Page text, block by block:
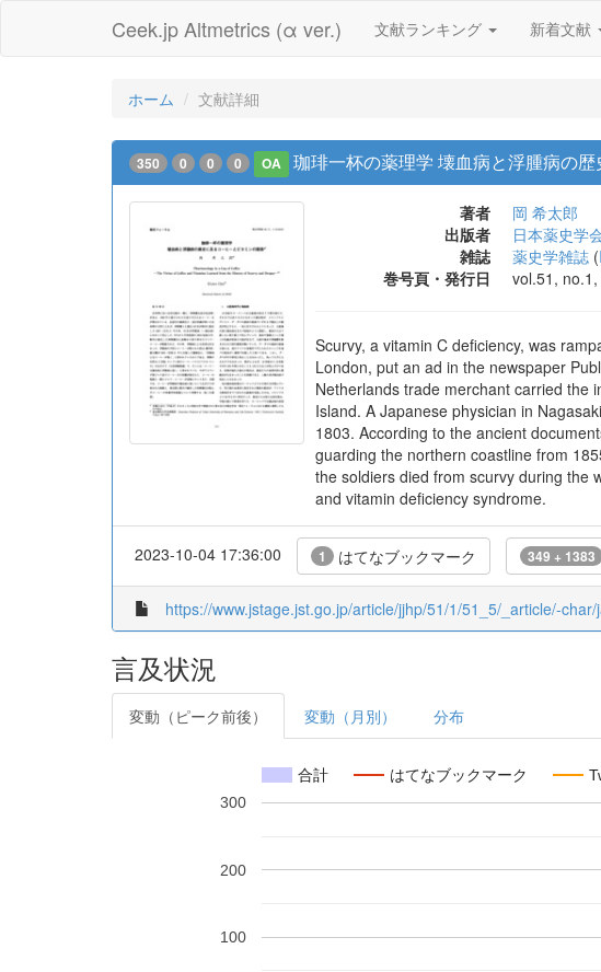
Ceek.jp Altmetrics (α ver.) 文献ランキング 新着文献
ホーム 文献詳細
350 0 0 0 OA 珈琲一杯の薬理学 壊血病と浮腫病の
著者
岡 希太郎
出版者
日本薬史学
雑誌
薬史学雑誌 (
巻号頁・発行日
vol.51,
Scurvy, a vitamin C deficiency, was
London, put an ad in the newspaper
Netherlands trade merchant carried the
Island. A Japanese physician in
1803. According to the ancient
guarding the northern coastline from
the soldiers died from scurvy during the
and vitamin deficiency syndrome.
2023-10-04 17:36:00 1 はてなブックマーク 349 + 1383
https://www.jstage.jst.go.jp/article/jjhp/51/1/51_5/_article/-char/
言及状況
変動（ピーク前後） 変動（月別） 分布
合計 はてなブックマーク
100
200
300